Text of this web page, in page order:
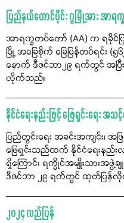
ပြည်နယ်တောင်ပိုင်း ဂွမြို့အား အာ
အာရက္ခတပ်တော် (AA) က ရခိုင်ပ
မြို့ အခြေစိုက် ခြေမြန်တပ်ရင်း (
နောက် ဒီဇင်ဘာ၂၉ ရက်တွင် အပြီး
လိုက်သည်။
နိုင်ငံရေးနည်းဖြင့် ဖြေရှင်းရေး အ
ပြည်တွင်းရေး အခင်းအကျင်း၊ အဖြ
ဖြေရှင်းသည်ထက် နိုင်ငံရေးနည်းလ
ရှိကြောင်း ရက္ခိုင်အမျိုးသားအဖွဲ့
ဒီဇင်ဘာ ၂၉ ရက်တွင် ထုတ်ပြန်
၂၀၂၄ လည်ပြန်